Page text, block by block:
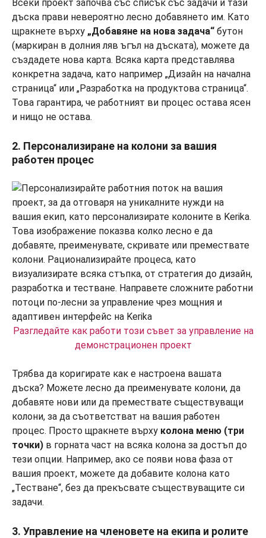
Всеки проект започва със списък със задачи и тази
дъска прави невероятно лесно добавянето им. Като
щракнете върху „Добавяне на нова задача“ бутон
(маркиран в долния ляв ъгъл на дъската), можете да
създадете нова карта. Всяка карта представлява
конкретна задача, като например „Дизайн на начална
страница“ или „Разработка на продуктова страница“.
Това гарантира, че работният ви процес остава ясен
и нищо не остава.
2. Персонализиране на колони за вашия
работен процес
Разгледайте как работи този съвет за управление на
демонстрационен проект
Трябва да коригирате как е настроена вашата
дъска? Можете лесно да преименувате колони, да
добавяте нови или да премествате съществуващи
колони, за да съответстват на вашия работен
процес. Просто щракнете върху колона меню (три
точки) в горната част на всяка колона за достъп до
тези опции. Например, ако се появи нова фаза от
вашия проект, можете да добавите колона като
„Тестване“, без да прекъсвате съществуващите си
задачи.
3. Управление на членовете на екипа и ролите